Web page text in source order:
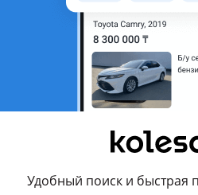
Удобный поиск и быстрая
Оригинальность
Возможна рассрочка или
Подходит на авто